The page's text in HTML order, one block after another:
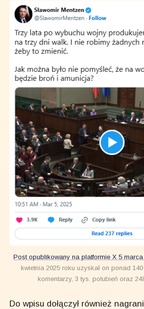
Post opublikowany na platformie X 5 marca
kwietnia 2025 roku uzyskał on ponad
komentarzy, 3 tys. polubień oraz
Do wpisu dołączył również